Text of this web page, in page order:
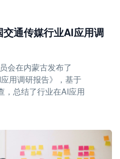
通传媒行业AI应用调
会在内蒙古发布了
用调研报告》，基于
，总结了行业在AI应用